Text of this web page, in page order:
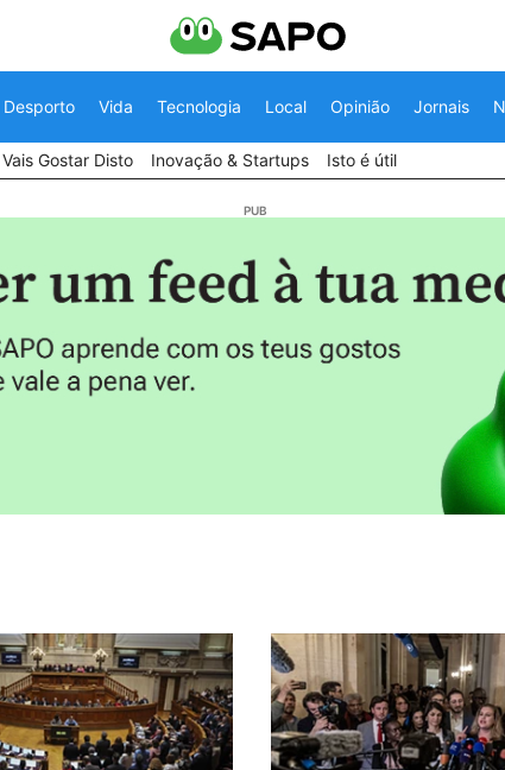
Desporto Vida Tecnologia Local Opinião Jornais
Gostar Disto Inovação & Startups Isto é útil